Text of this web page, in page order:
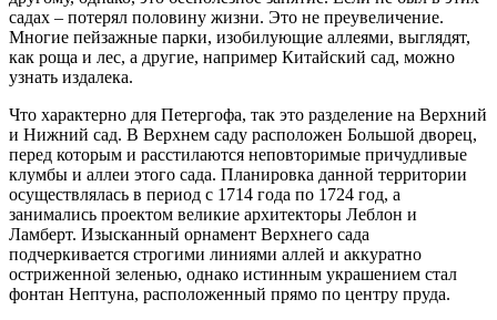
садах – потерял половину жизни. Это не преувеличение.
Многие пейзажные парки, изобилующие аллеями, выглядят,
как роща и лес, а другие, например Китайский сад, можно
узнать издалека.
Что характерно для Петергофа, так это разделение на Верхний
и Нижний сад. В Верхнем саду расположен Большой дворец,
перед которым и расстилаются неповторимые причудливые
клумбы и аллеи этого сада. Планировка данной территории
осуществлялась в период с 1714 года по 1724 год, а
занимались проектом великие архитекторы Леблон и
Ламберт. Изысканный орнамент Верхнего сада
подчеркивается строгими линиями аллей и аккуратно
остриженной зеленью, однако истинным украшением стал
фонтан Нептуна, расположенный прямо по центру пруда.